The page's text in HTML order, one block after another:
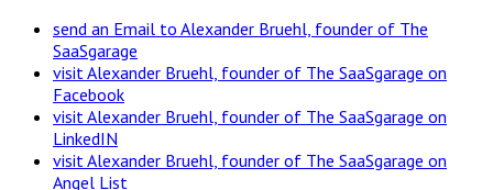
send an Email to Alexander Bruehl, founder of The
SaaSgarage
visit Alexander Bruehl, founder of The SaaSgarage on
Facebook
visit Alexander Bruehl, founder of The SaaSgarage on
LinkedIN
visit Alexander Bruehl, founder of The SaaSgarage on
Angel List